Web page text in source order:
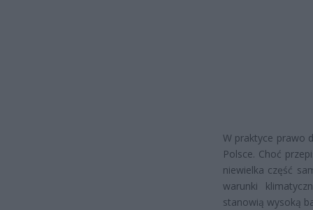
W praktyce prawo
Polsce. Choć
niewielka część
warunki
stanowią wysoką